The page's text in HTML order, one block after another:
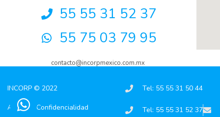
55 55 31 52 37
55 75 03 79 95
contacto@incorpmexico.com.mx
INCORP © 2022
Aviso de Confidencialidad
Tel: 55 55 31 50 44
Tel: 55 55 31 52 37